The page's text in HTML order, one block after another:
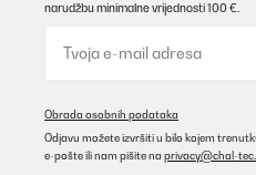
narudžbu minimalne vrijednosti 100 €.
Obrada osobnih podataka
Odjavu možete izvršiti u bilo kojem
e-pošte ili nam pišite na privacy@chal-